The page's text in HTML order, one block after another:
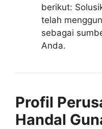
berikut:
telah
sebagai
Anda.
Profil
Handal